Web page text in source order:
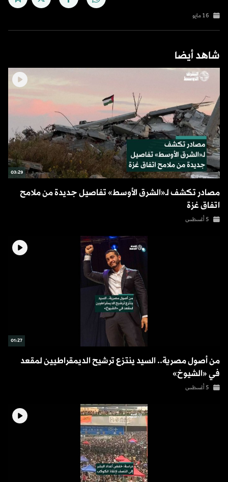
16 مايو
شاهد أيضا
03:29
مصادر تكشف لـ«الشرق الأوسط» تفاصيل جديدة من ملامح
اتفاق غزة
5 أغسطس
01:27
من أصول مصرية.. السيد ينتزع ترشيح الديمقراطيين لمقعد
في «الشيوخ»
5 أغسطس